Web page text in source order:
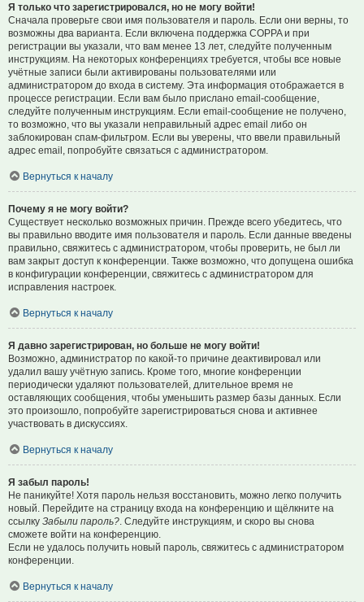
Я только что зарегистрировался, но не могу войти!
Сначала проверьте свои имя пользователя и пароль. Если они верны, то
возможны два варианта. Если включена поддержка COPPA и при
регистрации вы указали, что вам менее 13 лет, следуйте полученным
инструкциям. На некоторых конференциях требуется, чтобы все новые
учётные записи были активированы пользователями или
администратором до входа в систему. Эта информация отображается в
процессе регистрации. Если вам было прислано email-сообщение,
следуйте полученным инструкциям. Если email-сообщение не получено,
то возможно, что вы указали неправильный адрес email либо он
заблокирован спам-фильтром. Если вы уверены, что ввели правильный
адрес email, попробуйте связаться с администратором.
Вернуться к началу
Почему я не могу войти?
Существует несколько возможных причин. Прежде всего убедитесь, что
вы правильно вводите имя пользователя и пароль. Если данные введены
правильно, свяжитесь с администратором, чтобы проверить, не был ли
вам закрыт доступ к конференции. Также возможно, что допущена ошибка
в конфигурации конференции, свяжитесь с администратором для
исправления настроек.
Вернуться к началу
Я давно зарегистрирован, но больше не могу войти!
Возможно, администратор по какой-то причине деактивировал или
удалил вашу учётную запись. Кроме того, многие конференции
периодически удаляют пользователей, длительное время не
оставляющих сообщения, чтобы уменьшить размер базы данных. Если
это произошло, попробуйте зарегистрироваться снова и активнее
участвовать в дискуссиях.
Вернуться к началу
Я забыл пароль!
Не паникуйте! Хотя пароль нельзя восстановить, можно легко получить
новый. Перейдите на страницу входа на конференцию и щёлкните на
ссылку Забыли пароль? . Следуйте инструкциям, и скоро вы снова
сможете войти на конференцию.
Если не удалось получить новый пароль, свяжитесь с администратором
конференции.
Вернуться к началу